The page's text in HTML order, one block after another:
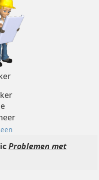
Problemen met